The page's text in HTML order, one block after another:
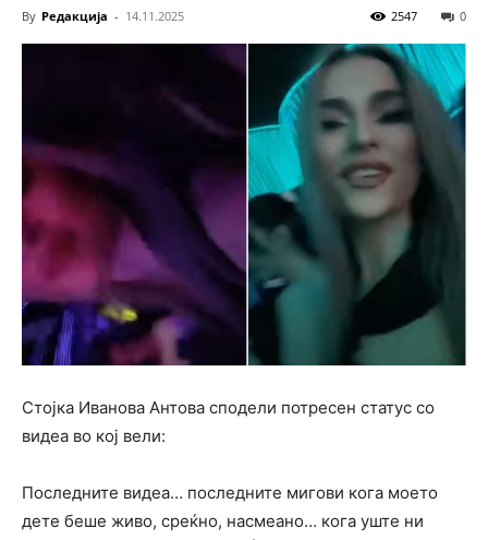
By Редакција - 14.11.2025 0
2547
Стојка Иванова Антова сподели потресен статус со
видеа во кој вели:
Последните видеа… последните мигови кога моето
дете беше живо, среќно, насмеано… кога уште ни